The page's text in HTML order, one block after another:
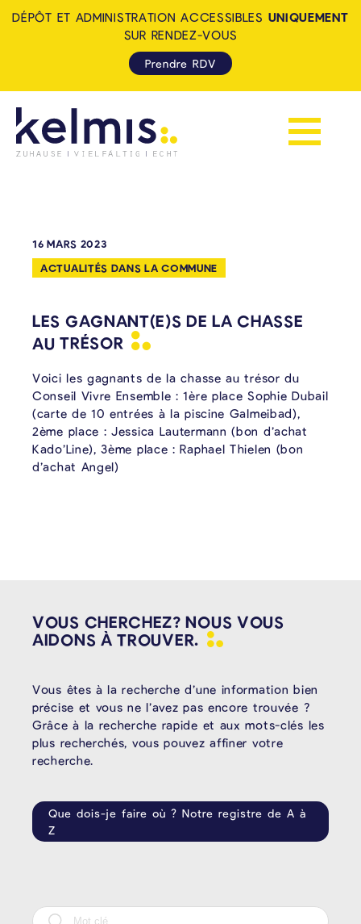
Afficher la
DÉPÔT ET ADMINISTRATION ACCESSIBLES UNIQUEMENT
SUR RENDEZ-VOUS
Prendre RDV
16 MARS 2023
ACTUALITÉS DANS LA COMMUNE
LES GAGNANT(E)S DE LA CHASSE
AUTRÉSOR
Voici les gagnants de la chasse au trésor du
Conseil Vivre Ensemble : 1ère place Sophie Dubail
(carte de 10 entrées à la piscine Galmeibad),
2ème place : Jessica Lautermann (bon d’achat
Kado’Line), 3ème place : Raphael Thielen (bon
d’achat Angel)
VOUS CHERCHEZ? NOUS VOUS
AIDONS ÀTROUVER.
Vous êtes à la recherche d’une information bien
précise et vous ne l’avez pas encore trouvée ?
Grâce à la recherche rapide et aux mots-clés les
plus recherchés, vous pouvez affiner votre
recherche.
Que dois-je faire où ? Notre registre de A à
Z